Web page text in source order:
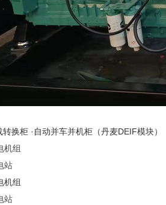
转换柜 ·自动并车并机柜（丹麦DEIF模块）
机组
站
机组
站